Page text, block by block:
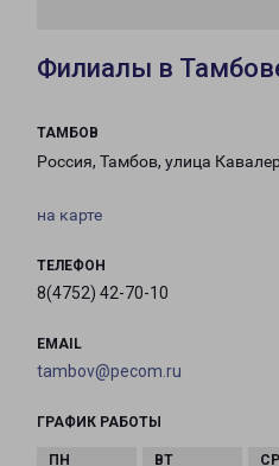
Филиалы в
ТАМБОВ
Россия, Тамбов, улица
на карте
ТЕЛЕФОН
8(4752) 42-70-10
EMAIL
tambov@pecom.ru
ГРАФИК РАБОТЫ